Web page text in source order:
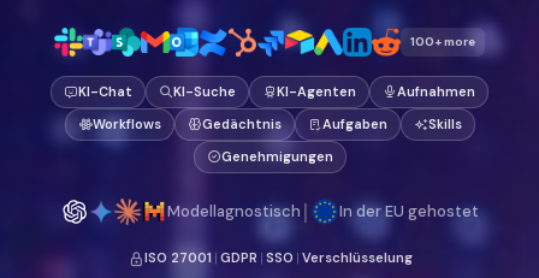
100+ more
KI-Chat KI-Suche KI-Agenten
Aufnahmen
Workflows
Gedächtnis Aufgaben
Skills
Genehmigungen
Modellagnostisch | In der EU gehostet
ISO 27001 | GDPR | SSO | Verschlüsselung